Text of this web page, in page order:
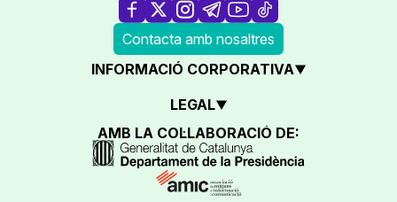
Contacta amb nosaltres
INFORMACIÓ CORPORATIVA
LEGAL
AMB LA COL·LABORACIÓ DE: